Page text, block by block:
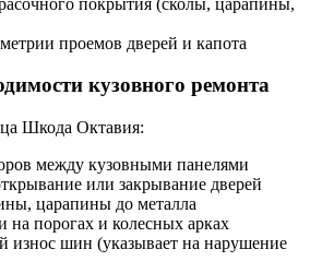
проемов дверей и капота
кузовного ремонта
Шкода Октавия:
между кузовными панелями
или закрывание дверей
царапины до металла
на порогах и колесных арках
износ шин (указывает на нарушение